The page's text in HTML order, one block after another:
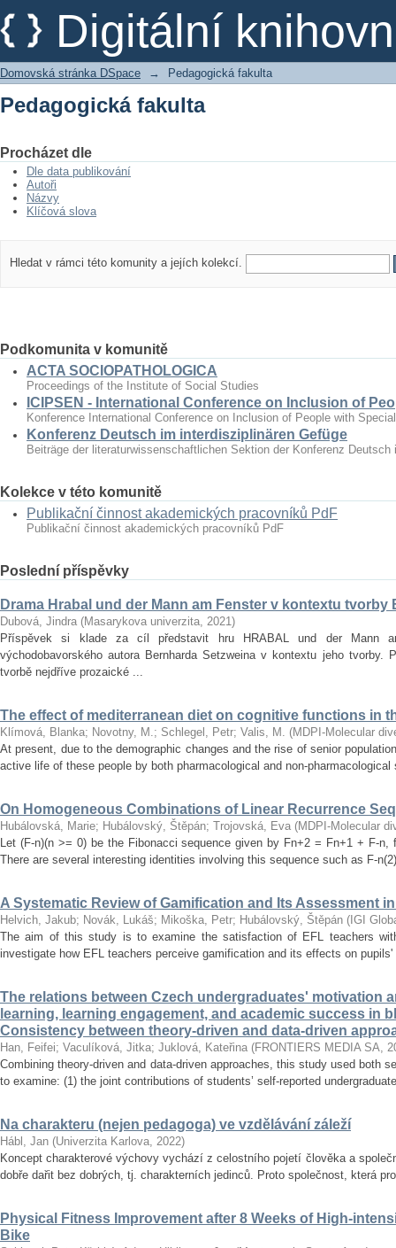
Digitální
Pedagogická fakulta
Domovská stránka DSpace → Pedagogická fakulta
Pedagogická fakulta
Procházet dle
Dle data publikování
Autoři
Názvy
Klíčová slova
Hledat v rámci této komunity a jejích kolekcí.
Podkomunita v komunitě
ACTA SOCIOPATHOLOGICA
Proceedings of the Institute of Social Studies
ICIPSEN - International Conference on Inclusion of
Konference International Conference on Inclusion of People with
Konferenz Deutsch im interdisziplinären Gefüge
Beiträge der literaturwissenschaftlichen Sektion der Konferenz
Kolekce v této komunitě
Publikační činnost akademických pracovníků PdF
Publikační činnost akademických pracovníků PdF
Poslední příspěvky
Drama Hrabal und der Mann am Fenster v kontextu tvorby
Dubová, Jindra (Masarykova univerzita, 2021)
Příspěvek si klade za cíl představit hru HRABAL und der Mann
východobavorského autora Bernharda Setzweina v kontextu jeho tvorby.
tvorbě nejdříve prozaické ...
The effect of mediterranean diet on cognitive functions in
Klímová, Blanka; Novotny, M.; Schlegel, Petr; Valis, M. (MDPI-Molecular
At present, due to the demographic changes and the rise of senior
active life of these people by both pharmacological and
On Homogeneous Combinations of Linear Recurrence
Hubálovská, Marie; Hubálovský, Štěpán; Trojovská, Eva (MDPI-Molecular
Let (F-n)(n >= 0) be the Fibonacci sequence given by Fn+2 = Fn+1 + F-
There are several interesting identities involving this sequence such as F-
A Systematic Review of Gamification and Its Assessment
Helvich, Jakub; Novák, Lukáš; Mikoška, Petr; Hubálovský, Štěpán ( IGI
The aim of this study is to examine the satisfaction of EFL teachers
investigate how EFL teachers perceive gamification and its effects on
The relations between Czech undergraduates' motivation
learning, learning engagement, and academic success in
Consistency between theory-driven and data-driven
Han, Feifei; Vaculíková, Jitka; Juklová, Kateřina (FRONTIERS MEDIA SA,
Combining theory-driven and data-driven approaches, this study used both
to examine: (1) the joint contributions of students’ self-reported
Na charakteru (nejen pedagoga) ve vzdělávání záleží
Hábl, Jan (Univerzita Karlova, 2022)
Koncept charakterové výchovy vychází z celostního pojetí člověka a
dobře dařit bez dobrých, tj. charakterních jedinců. Proto společnost, která
Physical Fitness Improvement after 8 Weeks of High-
Bike